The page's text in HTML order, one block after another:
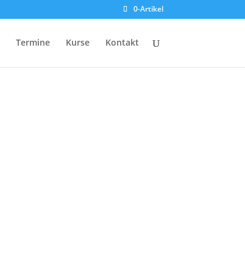
0-Artikel
Termine Kurse Kontakt